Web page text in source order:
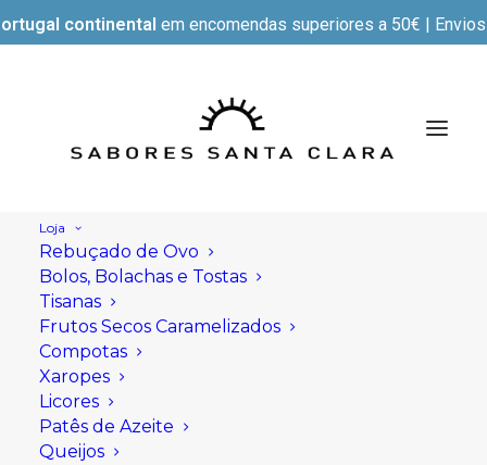
continental em encomendas superiores a 50€ |
Loja
Rebuçado de Ovo
Bolos, Bolachas e Tostas
Tisanas
Frutos Secos Caramelizados
Compotas
Xaropes
Licores
Patês de Azeite
Queijos